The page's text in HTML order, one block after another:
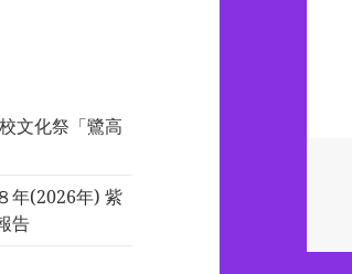
文化祭「鷺高
年(2026年) 紫
告